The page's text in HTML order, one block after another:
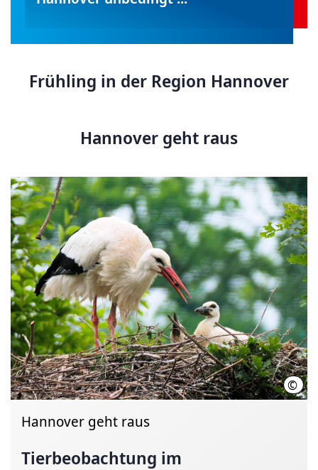
Frühling in der Region Hannover
Hannover geht raus
©
Hannover geht raus
Tierbeobachtung im